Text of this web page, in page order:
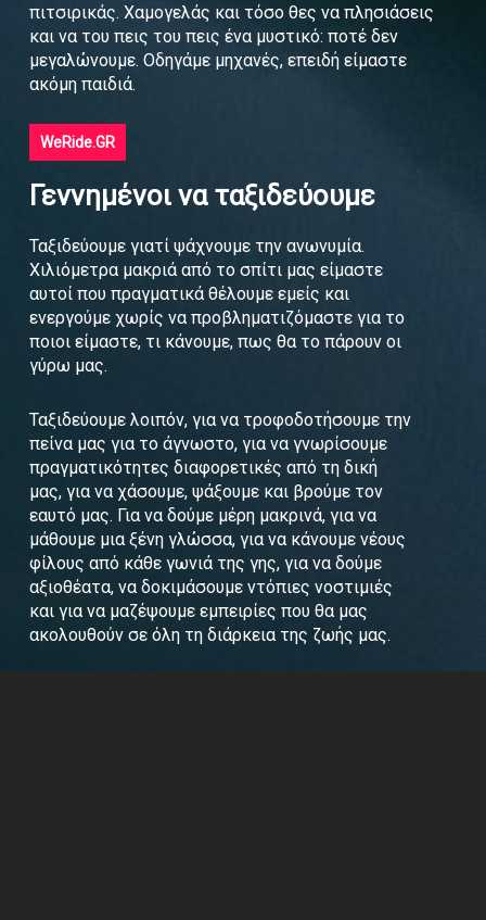
πιτσιρικάς. Χαμογελάς και τόσο θες να πλησιάσεις
και να του πεις του πεις ένα μυστικό: ποτέ δεν
μεγαλώνουμε. Οδηγάμε μηχανές, επειδή είμαστε
ακόμη παιδιά.
WeRide.GR
Γεννημένοι να ταξιδεύουμε
Ταξιδεύουμε γιατί ψάχνουμε την ανωνυμία.
Χιλιόμετρα μακριά από το σπίτι μας είμαστε
αυτοί που πραγματικά θέλουμε εμείς και
ενεργούμε χωρίς να προβληματιζόμαστε για το
ποιοι είμαστε, τι κάνουμε, πως θα το πάρουν οι
γύρω μας.
Ταξιδεύουμε λοιπόν, για να τροφοδοτήσουμε την
πείνα μας για το άγνωστο, για να γνωρίσουμε
πραγματικότητες διαφορετικές από τη δική
μας, για να χάσουμε, ψάξουμε και βρούμε τον
εαυτό μας. Για να δούμε μέρη μακρινά, για να
μάθουμε μια ξένη γλώσσα, για να κάνουμε νέους
φίλους από κάθε γωνιά της γης, για να δούμε
αξιοθέατα, να δοκιμάσουμε ντόπιες νοστιμιές
και για να μαζέψουμε εμπειρίες που θα μας
ακολουθούν σε όλη τη διάρκεια της ζωής μας.